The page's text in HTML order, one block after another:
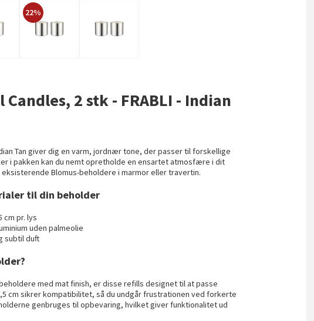
22%
2 stk - FRABLI - Indian
Tan giver dig en varm, jordnær tone, der passer til forskellige
i pakken kan du nemt opretholde en ensartet atmosfære i dit
Blomus-beholdere i marmor eller travertin.
til din beholder
cm pr. lys
uden palmeolie
subtil duft
med mat finish, er disse refills designet til at passe
cm sikrer kompatibilitet, så du undgår frustrationen ved forkerte
genbruges til opbevaring, hvilket giver funktionalitet ud